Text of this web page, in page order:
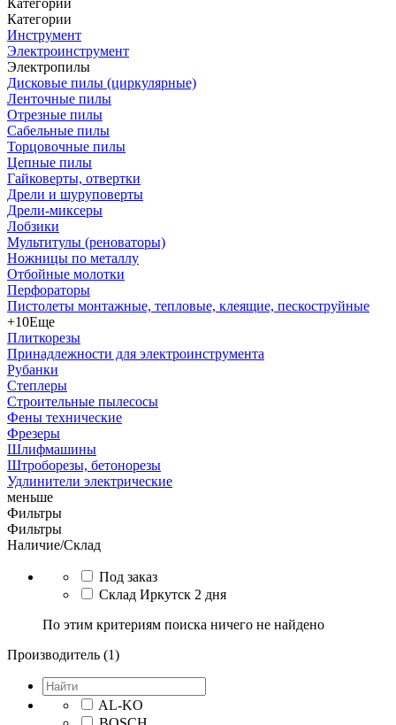
Категории
Категории
Инструмент
Электроинструмент
Электропилы
Дисковые пилы (циркулярные)
Ленточные пилы
Отрезные пилы
Сабельные пилы
Торцовочные пилы
Цепные пилы
Гайковерты, отвертки
Дрели и шуруповерты
Дрели-миксеры
Лобзики
Мультитулы (реноваторы)
Ножницы по металлу
Отбойные молотки
Перфораторы
Пистолеты монтажные, тепловые, клеящие, пескоструйные
+10Еще
Плиткорезы
Принадлежности для электроинструмента
Рубанки
Степлеры
Строительные пылесосы
Фены технические
Фрезеры
Шлифмашины
Штроборезы, бетонорезы
Удлинители электрические
меньше
Фильтры
Фильтры
Наличие/Склад
Под заказ
Склад Иркутск 2 дня
По этим критериям поиска ничего не найдено
Производитель (1)
AL-KO